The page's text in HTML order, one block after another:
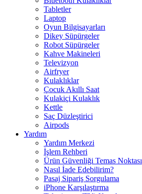
Tabletler
Laptop
Oyun Bilgisayarları
Dikey Süpürgeler
Robot Süpürgeler
Kahve Makineleri
Televizyon
Airfryer
Kulaklıklar
Çocuk Akıllı Saat
Kulakiçi Kulaklık
Kettle
Saç Düzleştirici
Airpods
Yardım
Yardım Merkezi
İşlem Rehberi
Ürün Güvenliği Temas Noktası
Nasıl İade Edebilirim?
Pasaj Sipariş Sorgulama
iPhone Karşılaştırma